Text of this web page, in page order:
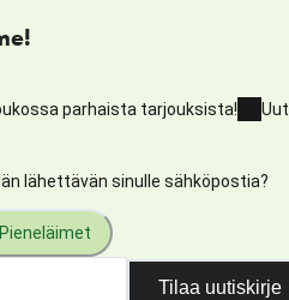
parhaista tarjouksista!
lähettävän sinulle sähköpostia?
Pieneläimet
Tilaa uutiskirje